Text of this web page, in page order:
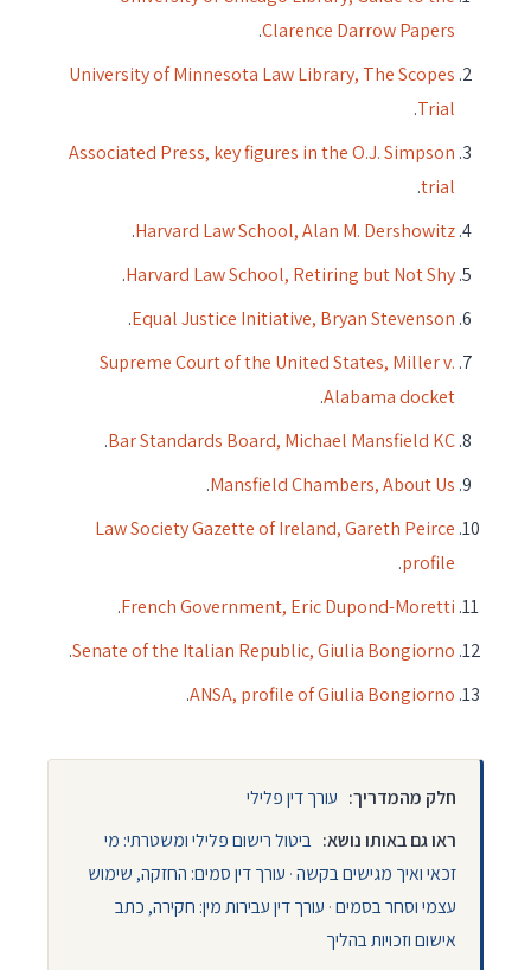
Clarence Darrow Papers
.
University of Minnesota Law Library, The Scopes
Trial
.
Associated Press, key figures in the O.J. Simpson
trial
.
Harvard Law School, Alan M. Dershowitz
.
Harvard Law School, Retiring but Not Shy
.
Equal Justice Initiative, Bryan Stevenson
.
Supreme Court of the United States, Miller v.
Alabama docket
.
Bar Standards Board, Michael Mansfield KC
.
Mansfield Chambers, About Us
.
Law Society Gazette of Ireland, Gareth Peirce
profile
.
French Government, Eric Dupond-Moretti
.
Senate of the Italian Republic, Giulia Bongiorno
.
ANSA, profile of Giulia Bongiorno
.
חלק מהמדריך: עורך דין פלילי
ראו גם באותו נושא: ביטול רישום פלילי ומשטרתי: מי
זכאי ואיך מגישים בקשה· עורך דין סמים: החזקה, שימוש
עצמי וסחר בסמים· עורך דין עבירות מין: חקירה, כתב
אישום וזכויות בהליך